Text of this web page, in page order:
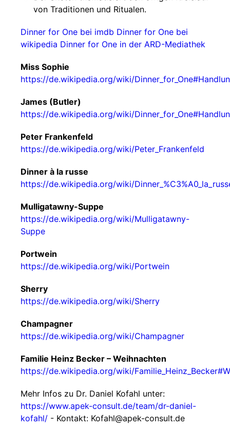
von Traditionen und Ritualen.
Dinner for One bei imdb Dinner for One bei
wikipedia Dinner for One in der ARD-Mediathek
Miss Sophie
https://de.wikipedia.org/wiki/
James (Butler)
https://de.wikipedia.org/wiki/
Peter Frankenfeld
https://de.wikipedia.org/wiki/Peter_Frankenfeld
Dinner à la russe
https://de.wikipedia.org/wiki/
Mulligatawny-Suppe
https://de.wikipedia.org/wiki/Mulligatawny-
Suppe
Portwein
https://de.wikipedia.org/wiki/Portwein
Sherry
https://de.wikipedia.org/wiki/Sherry
Champagner
https://de.wikipedia.org/wiki/Champagner
Familie Heinz Becker – Weihnachten
https://de.wikipedia.org/wiki/
Mehr Infos zu Dr. Daniel Kofahl unter:
https://www.apek-consult.de/team/dr-daniel-
kofahl/ - Kontakt: Kofahl@apek-consult.de